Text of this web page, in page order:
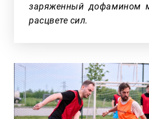
заряженный дофамином
расцвете сил.